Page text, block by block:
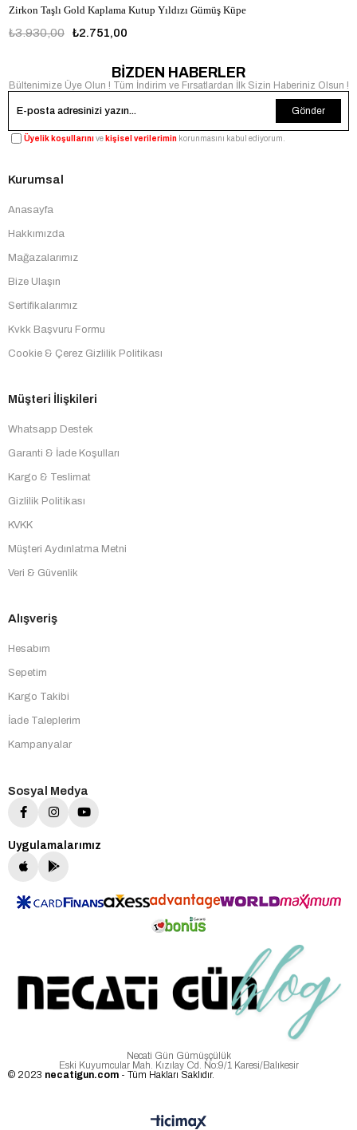
Zirkon Taşlı Gold Kaplama Kutup Yıldızı Gümüş Küpe
₺2.751,00
₺3.930,00
BİZDEN HABERLER
Bültenimize Üye Olun ! Tüm İndirim ve Fırsatlardan İlk Sizin Haberiniz Olsun !
Gönder
Üyelik koşullarınıve kişisel verilerimin korunmasını kabul ediyorum.
Kurumsal
Anasayfa
Hakkımızda
Mağazalarımız
Bize Ulaşın
Sertifikalarımız
Kvkk Başvuru Formu
Cookie & Çerez Gizlilik Politikası
Müşteri İlişkileri
Whatsapp Destek
Garanti & İade Koşulları
Kargo & Teslimat
Gizlilik Politikası
KVKK
Müşteri Aydınlatma Metni
Veri & Güvenlik
Alışveriş
Hesabım
Sepetim
Kargo Takibi
İade Taleplerim
Kampanyalar
Sosyal Medya
Uygulamalarımız
Necati Gün Gümüşçülük
Eski Kuyumcular Mah. Kızılay Cd. No:9/1 Karesi/Balıkesir
© 2023 necatigun.com - Tüm Hakları Saklıdır.